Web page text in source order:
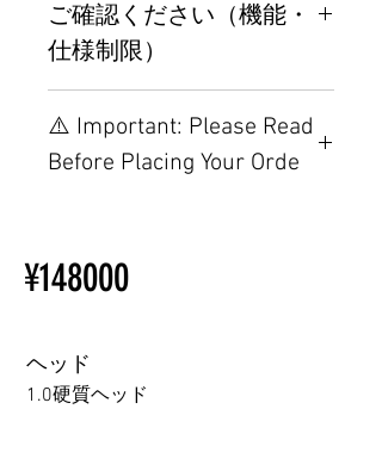
ご確認ください（機能・
仕様制限）
置制限について
その他の配置はTPEに関連し
ラブドール購入前に知ってお
⚠️ Important: Please Read
Before Placing Your Orde
Ordering
Other configurations are related
following webpage.
Beginner’s Purchase Guide
¥148000
ヘッド
1.0硬質ヘッド